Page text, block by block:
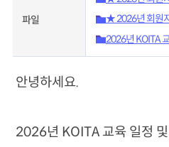
파일
★ 2026년 회원
포함).pdf
2026년 KOITA
x
안녕하세요.
2026년 KOITA 교육 일정